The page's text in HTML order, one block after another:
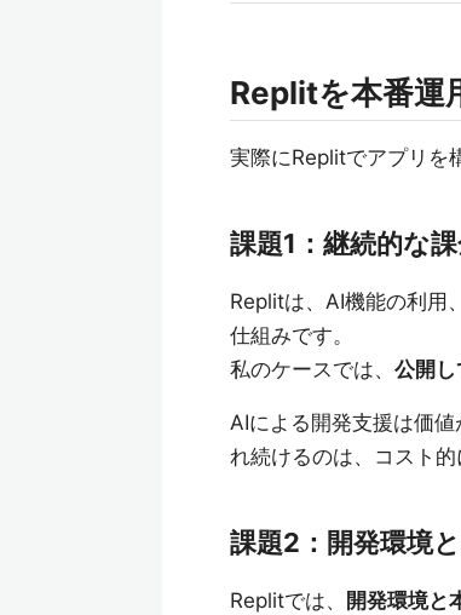
Replitを本番運
実際にReplitでアプリを
課題1：継続的な
Replitは、AI機能の利用
仕組みです。
私のケースでは、 公開
AIによる開発支援は価
れ続けるのは、コスト的
課題2：開発環境
Replitでは、 開発環境と